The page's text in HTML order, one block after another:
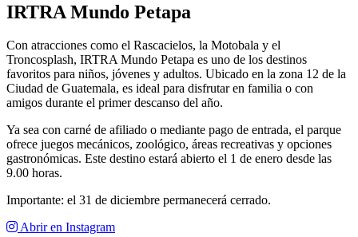
IRTRA Mundo Petapa
Con atracciones como el Rascacielos, la Motobala y el
Troncosplash, IRTRA Mundo Petapa es uno de los destinos
favoritos para niños, jóvenes y adultos. Ubicado en la zona 12 de la
Ciudad de Guatemala, es ideal para disfrutar en familia o con
amigos durante el primer descanso del año.
Ya sea con carné de afiliado o mediante pago de entrada, el parque
ofrece juegos mecánicos, zoológico, áreas recreativas y opciones
gastronómicas. Este destino estará abierto el 1 de enero desde las
9.00 horas.
Importante: el 31 de diciembre permanecerá cerrado.
Abrir en Instagram